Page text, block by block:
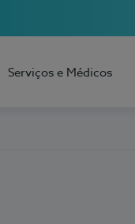
Serviços e Médicos